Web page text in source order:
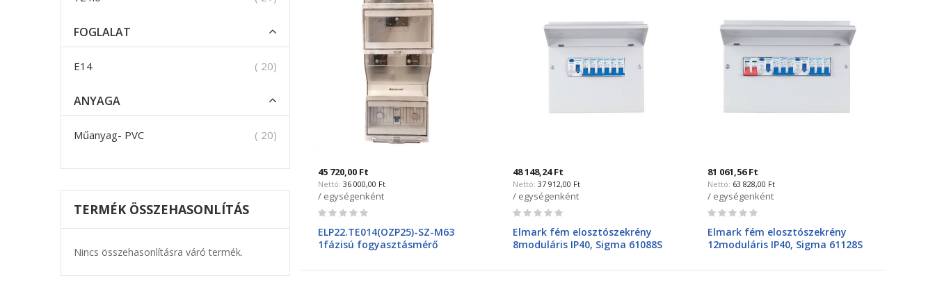
45 720,00 Ft
36 000,00 Ft
/ egységenként
Rating:
ELP22.TE014(OZP25)-SZ-M63
1fázisú fogyasztásmérő
mérőhelyes, direkt méréshez
48 148,24 Ft
37 912,00 Ft
/ egységenként
Rating:
Elmark fém elosztószekrény
8moduláris IP40, Sigma 61088S
81 061,56 Ft
63 828,00 Ft
/ egységenként
Rating:
Elmark fém elosztószekrény
12moduláris IP40, Sigma 61128S
FOGLALAT
E14 20termék
ANYAGA
Műanyag- PVC 20termék
TERMÉK ÖSSZEHASONLÍTÁS
Nincs összehasonlításra váró termék.